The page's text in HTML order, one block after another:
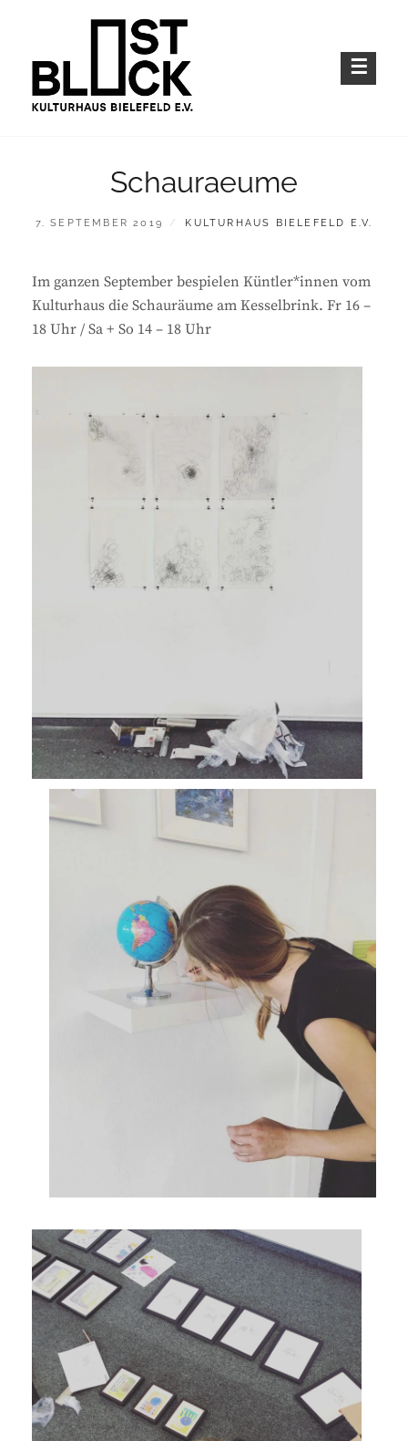
content
Schauraeume
POSTED
7. SEPTEMBER 2019 BY
KULTURHAUS BIELEFELD E.V.
Im ganzen September bespielen Küntler*innen vom
Kulturhaus die Schauräume am Kesselbrink. Fr 16 –
18 Uhr / Sa + So 14 – 18 Uhr